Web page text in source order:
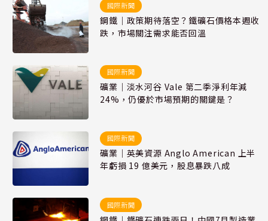
國際新聞
鋼鐵｜政策期待落空？鐵礦石價格本週收
跌，市場關注需求能否回溫
國際新聞
礦業｜淡水河谷 Vale 第二季淨利年減
24%，仍優於市場預期的關鍵是？
國際新聞
礦業｜英美資源 Anglo American 上半
年虧損 19 億美元，股息暴跌八成
國際新聞